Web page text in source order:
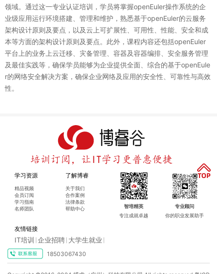
领域。通过这一专业认证培训，学员将掌握openEuler操作系统的企
业级应用运行环境搭建、管理和维护，熟悉基于openEuler的云服务
架构设计原则及要点，以及云上可扩展性、可用性、性能、安全和成
本等方面的架构设计原则及要点。此外，课程内容还包括openEuler
平台上的业务上云迁移、灾备管理、容器及容器编排、安全服务管理
及最佳实践等，确保学员能够为企业提供全面、综合的基于openEule
r的网络安全解决方案，确保企业网络及应用的安全性、可靠性与高效
性。
学习资源
精品视频
会员订阅
学习指南
名师团队
了解博睿
关于我们
合作案例
法律条款
帮助中心
智培精英
专注成就卓越
专业顾问
你的职业发展助手
友情链接
IT培训 企业招聘 大学生就业
18503067430